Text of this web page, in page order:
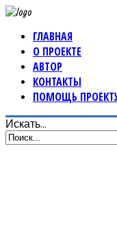
ГЛАВНАЯ
О ПРОЕКТЕ
АВТОР
КОНТАКТЫ
ПОМОЩЬ
Искать...